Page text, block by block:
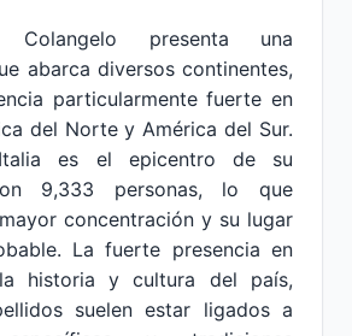
presenta una
abarca diversos continentes,
particularmente fuerte en
del Norte y América del Sur.
es el epicentro de su
9,333 personas, lo que
concentración y su lugar
La fuerte presencia en
historia y cultura del país,
suelen estar ligados a